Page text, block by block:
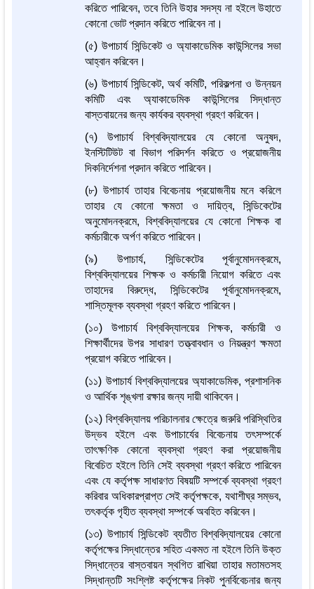
করিতে পারিবেন, তবে তিনি উহার সদস্য না হইলে উহাতে
কোনো ভোট প্রদান করিতে পারিবেন না।
(৫) উপাচার্য সিন্ডিকেট ও অ্যাকাডেমিক কাউন্সিলের সভা
আহ্বান করিবেন।
(৬) উপাচার্য সিন্ডিকেট, অর্থ কমিটি, পরিকল্পনা ও উন্নয়ন
কমিটি এবং অ্যাকাডেমিক কাউন্সিলের সিদ্ধান্ত
বাস্তবায়নের জন্য কার্যকর ব্যবস্থা গ্রহণ করিবেন।
(৭) উপাচার্য বিশ্ববিদ্যালয়ের যে কোনো অনুষদ,
ইনস্টিটিউট বা বিভাগ পরিদর্শন করিতে ও প্রয়োজনীয়
দিকনির্দেশনা প্রদান করিতে পারিবেন।
(৮) উপাচার্য তাহার বিবেচনায় প্রয়োজনীয় মনে করিলে
তাহার যে কোনো ক্ষমতা ও দায়িত্ব, সিন্ডিকেটের
অনুমোদনক্রমে, বিশ্ববিদ্যালয়ের যে কোনো শিক্ষক বা
কর্মচারীকে অর্পণ করিতে পারিবেন।
(৯) উপাচার্য, সিন্ডিকেটের পূর্বানুমোদনক্রমে,
বিশ্ববিদ্যালয়ের শিক্ষক ও কর্মচারী নিয়োগ করিতে এবং
তাহাদের বিরুদ্ধে, সিন্ডিকেটের পূর্বানুমোদনক্রমে,
শাস্তিমূলক ব্যবস্থা গ্রহণ করিতে পারিবেন।
(১০) উপাচার্য বিশ্ববিদ্যালয়ের শিক্ষক, কর্মচারী ও
শিক্ষার্থীদের উপর সাধারণ তত্ত্বাবধান ও নিয়ন্ত্রণ ক্ষমতা
প্রয়োগ করিতে পারিবেন।
(১১) উপাচার্য বিশ্ববিদ্যালয়ের অ্যাকাডেমিক, প্রশাসনিক
ও আর্থিক শৃঙ্খলা রক্ষার জন্য দায়ী থাকিবেন।
(১২) বিশ্ববিদ্যালয় পরিচালনার ক্ষেত্রে জরুরি পরিস্থিতির
উদ্ভব হইলে এবং উপাচার্যের বিবেচনায় তৎসম্পর্কে
তাৎক্ষণিক কোনো ব্যবস্থা গ্রহণ করা প্রয়োজনীয়
বিবেচিত হইলে তিনি সেই ব্যবস্থা গ্রহণ করিতে পারিবেন
এবং যে কর্তৃপক্ষ সাধারণত বিষয়টি সম্পর্কে ব্যবস্থা গ্রহণ
করিবার অধিকারপ্রাপ্ত সেই কর্তৃপক্ষকে, যথাশীঘ্র সম্ভব,
তৎকর্তৃক গৃহীত ব্যবস্থা সম্পর্কে অবহিত করিবেন।
(১৩) উপাচার্য সিন্ডিকেট ব্যতীত বিশ্ববিদ্যালয়ের কোনো
কর্তৃপক্ষের সিদ্ধান্তের সহিত একমত না হইলে তিনি উক্ত
সিদ্ধান্তের বাস্তবায়ন স্থগিত রাখিয়া তাহার মতামতসহ
সিদ্ধান্তটি সংশ্লিষ্ট কর্তৃপক্ষের নিকট পুনর্বিবেচনার জন্য